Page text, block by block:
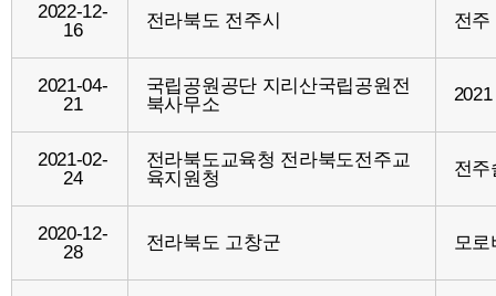
2022-12-
16
전라북도 전주시 전주
2021-04-
21
국립공원공단 지리산국립공원전
북사무소
2021-02-
24
전라북도교육청 전라북도전주교
육지원청
전주
2020-12-
28
전라북도 고창군 모로